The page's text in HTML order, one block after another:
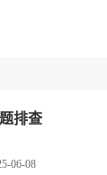
排查
06-08